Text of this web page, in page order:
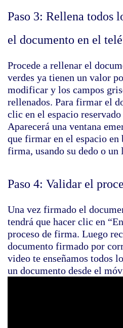
Paso 3: Rellena todos
el documento en el
Procede a rellenar el
verdes ya tienen un valor
modificar y los campos
rellenados. Para firmar el
clic en el espacio
Aparecerá una ventana
que firmar en el espacio en
firma, usando su dedo o un
Paso 4: Validar el
Una vez firmado el
tendrá que hacer clic en
proceso de firma. Luego
documento firmado por
video te enseñamos todos
un documento desde el